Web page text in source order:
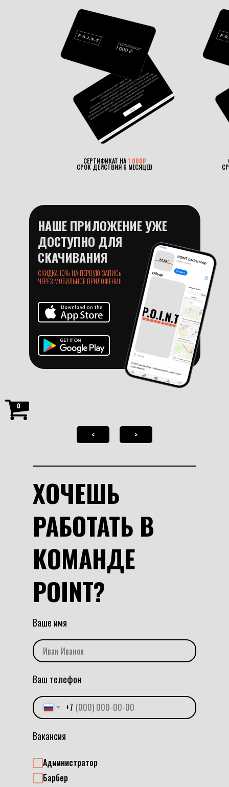
СЕРТИФИКАТ НА1 000₽
СРОК ДЕЙСТВИЯ 6 МЕСЯЦЕВ
СЕРТИФИКАТ НАСТРИЖКУ
СРОК ДЕЙСТВИЯ 6 МЕСЯЦЕВ
НАШЕ ПРИЛОЖЕНИЕ УЖЕ
ДОСТУПНО ДЛЯ
СКАЧИВАНИЯ
СКИДКА 10% НА ПЕРВУЮ ЗАПИСь
ЧЕРЕЗ МОБИЛЬНОЕ ПРИЛОЖЕНИЕ
>
<
0
ХОЧЕШЬ
РАБОТАТЬ В
КОМАНДЕ
POINT?
Ваше имя
Иван Иванов
Ваш телефон
+7
Вакансия
Администратор
Барбер